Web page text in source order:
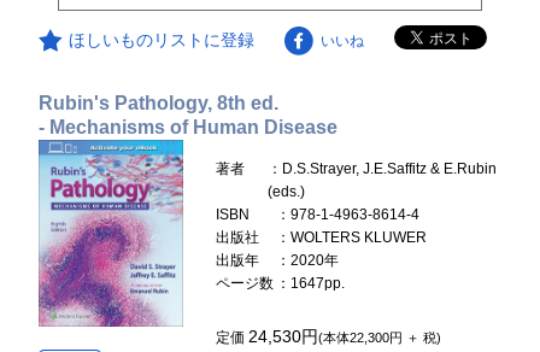
ほしいものリストに登録 いいね
Rubin's Pathology, 8th ed.
- Mechanisms of Human Disease
著者
：D.S.Strayer, J.E.Saffitz & E.Rubin
(eds.)
ISBN
：978-1-4963-8614-4
出版社
：WOLTERS KLUWER
出版年
：2020年
ページ数 ：1647pp.
定価24,530円(本体22,300円 ＋ 税)